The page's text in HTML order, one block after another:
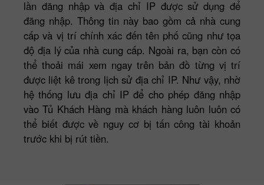
lần đăng nhập và địa chỉ IP được sử dụng để
đăng nhập. Thông tin này bao gồm cả nhà cung
cấp và vị trí chính xác đến tên phố cũng như tọa
độ địa lý của nhà cung cấp. Ngoài ra, bạn còn có
thể thoải mái xem ngay trên bản đồ từng vị trí
được liệt kê trong lịch sử địa chỉ IP. Như vậy, nhờ
hệ thống lưu địa chỉ IP để cho phép đăng nhập
vào Tủ Khách Hàng mà khách hàng luôn luôn có
thể biết được về nguy cơ bị tấn công tài khoản
trước khi bị rút tiền.